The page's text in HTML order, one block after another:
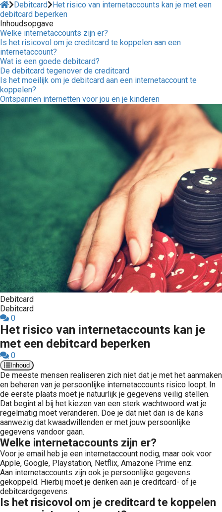
Debitcard Het risico van internetaccounts kan je met een
debitcard beperken
Inhoudsopgave
Welke internetaccounts zijn er?
Is het risicovol om je creditcard te koppelen aan een
internetaccount?
Wat is een goede debitcard?
De debitcard tegenover de creditcard
Is het moeilijk om je debitcard aan een internetaccount te
koppelen?
Ontspannen internetten voor jou en je kinderen
Debitcard
Debitcard
0
Het risico van internetaccounts kan je
met een debitcard beperken
0
Inhoud
De meeste mensen realiseren zich niet dat je met het aanmaken
en beheren van je persoonlijke internetaccounts risico loopt. In
de eerste plaats moet je natuurlijk je gegevens veilig stellen.
Dat begint al bij het kiezen van een sterk wachtwoord wat je
regelmatig moet veranderen. Doe je dat niet dan is de kans
aanwezig dat kwaadwillenden er met jouw persoonlijke
gegevens vandoor gaan.
Welke internetaccounts zijn er?
Voor je email heb je een internetaccount nodig, maar ook voor
Apple, Google, Playstation, Netflix, Amazone Prime enz.
Aan internetaccounts zijn ook je persoonlijke gegevens
gekoppeld. Hierbij moet je denken aan je creditcard- of je
debitcardgegevens.
Is het risicovol om je creditcard te koppelen